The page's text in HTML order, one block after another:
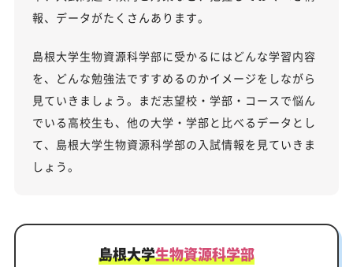
報、データがたくさんあります。
島根大学生物資源科学部に受かるにはどんな学習内容
を、どんな勉強法ですすめるのかイメージをしながら
見ていきましょう。まだ志望校・学部・コースで悩ん
でいる高校生も、他の大学・学部と比べるデータとし
て、島根大学生物資源科学部の入試情報を見ていきま
しょう。
島根大学生物資源科学部